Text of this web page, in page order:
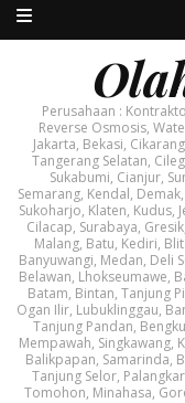
Perusahaan :
Reverse Osmosis,
Jakarta, Bekasi,
Tangerang Selatan,
Sukabumi, Cianjur,
Semarang, Kendal,
Sukoharjo, Klaten, Kudus,
Cilacap, Surabaya,
Malang, Batu, Kediri,
Banyuwangi, Medan, Deli
Belawan, Lhokseumawe,
Batam, Bintan, Tanjung
Ogan Ilir, Lubuklinggau,
Tanjung Pandan,
Mempawah, Singkawang,
Balikpapan, Samarinda,
Tanjung Selor,
Tomohon, Minahasa,